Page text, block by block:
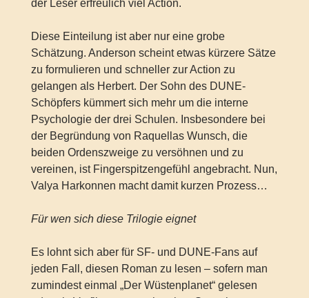
der Leser erfreulich viel Action.
Diese Einteilung ist aber nur eine grobe
Schätzung. Anderson scheint etwas kürzere Sätze
zu formulieren und schneller zur Action zu
gelangen als Herbert. Der Sohn des DUNE-
Schöpfers kümmert sich mehr um die interne
Psychologie der drei Schulen. Insbesondere bei
der Begründung von Raquellas Wunsch, die
beiden Ordenszweige zu versöhnen und zu
vereinen, ist Fingerspitzengefühl angebracht. Nun,
Valya Harkonnen macht damit kurzen Prozess…
Für wen sich diese Trilogie eignet
Es lohnt sich aber für SF- und DUNE-Fans auf
jeden Fall, diesen Roman zu lesen – sofern man
zumindest einmal „Der Wüstenplanet“ gelesen